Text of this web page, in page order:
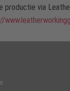
productie via